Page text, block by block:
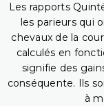
Les rapports
les parieurs qui
chevaux de la
calculés en
signifie des
conséquente. Ils
à